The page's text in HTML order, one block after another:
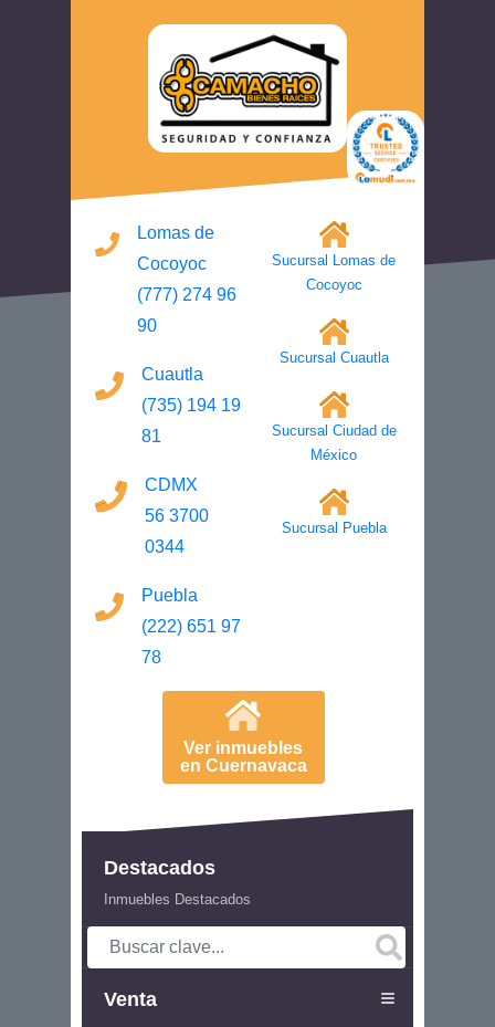
Lomas de
Cocoyoc
(777) 274 96
90
Cuautla
(735) 194 19
81
CDMX
56 3700
0344
Puebla
(222) 651 97
78
Sucursal Lomas de
Cocoyoc
Sucursal Cuautla
Sucursal Ciudad de
México
Sucursal Puebla
Ver inmuebles
en Cuernavaca
Destacados
Inmuebles Destacados
Venta